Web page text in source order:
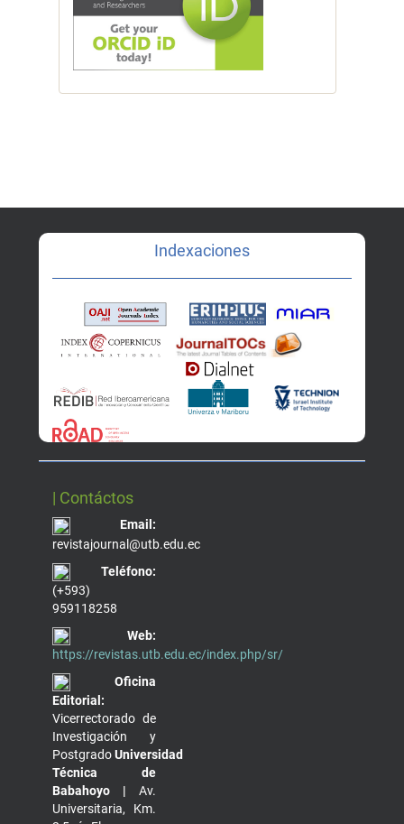
Indexaciones
| Contáctos
Email:
revistajournal@utb.edu.ec
Teléfono:
(+593)
959118258
Web:
https://revistas.utb.edu.ec/index.php/sr/
Oficina
Editorial:
Vicerrectorado de
Investigación y
PostgradoUniversidad
Técnica de
Babahoyo | Av.
Universitaria, Km.